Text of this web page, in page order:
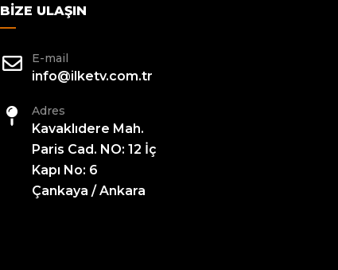
BIZE ULAŞIN
E-mail
info@ilketv.com.tr
Adres
Kavaklıdere Mah.
Paris Cad. NO: 12 İç
Kapı No: 6
Çankaya / Ankara